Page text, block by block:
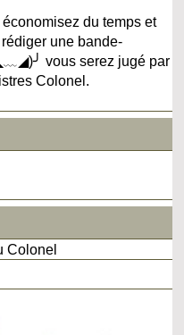
économisez du temps et
une bande-
vous serez jugé par
Colonel.
Colonel